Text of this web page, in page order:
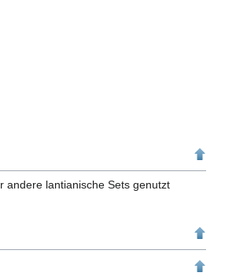
andere lantianische Sets genutzt